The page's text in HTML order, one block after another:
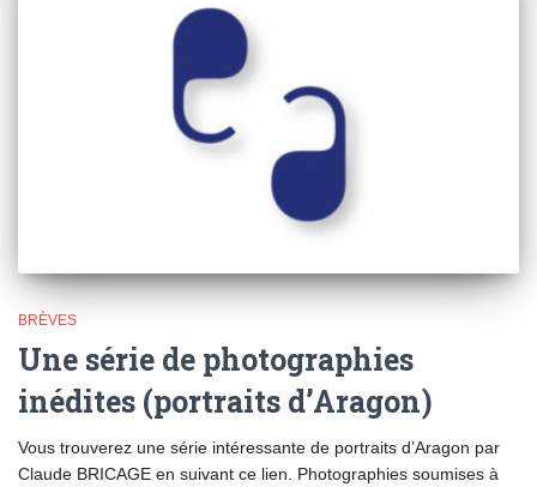
BRÈVES
Une série de photographies
inédites (portraits d’Aragon)
Vous trouverez une série intéressante de portraits d’Aragon par
Claude BRICAGE en suivant ce lien. Photographies soumises à